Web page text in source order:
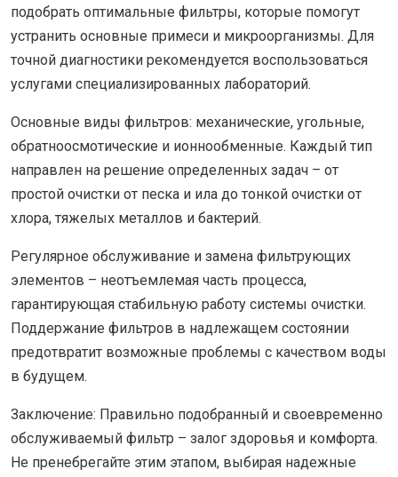
подобрать оптимальные фильтры, которые помогут
устранить основные примеси и микроорганизмы. Для
точной диагностики рекомендуется воспользоваться
услугами специализированных лабораторий.
Основные виды фильтров: механические, угольные,
обратноосмотические и ионнообменные. Каждый тип
направлен на решение определенных задач – от
простой очистки от песка и ила до тонкой очистки от
хлора, тяжелых металлов и бактерий.
Регулярное обслуживание и замена фильтрующих
элементов – неотъемлемая часть процесса,
гарантирующая стабильную работу системы очистки.
Поддержание фильтров в надлежащем состоянии
предотвратит возможные проблемы с качеством воды
в будущем.
Заключение: Правильно подобранный и своевременно
обслуживаемый фильтр – залог здоровья и комфорта.
Не пренебрегайте этим этапом, выбирая надежные